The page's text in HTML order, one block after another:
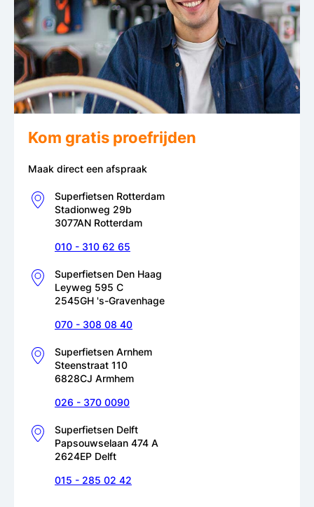
Kom gratis proefrijden
Maak direct een afspraak
Superfietsen Rotterdam
Stadionweg 29b
3077AN Rotterdam
010 - 310 62 65
Superfietsen Den Haag
Leyweg 595 C
2545GH 's-Gravenhage
070 - 308 08 40
Superfietsen Arnhem
Steenstraat 110
6828CJ Armhem
026 - 370 0090
Superfietsen Delft
Papsouwselaan 474 A
2624EP Delft
015 - 285 02 42